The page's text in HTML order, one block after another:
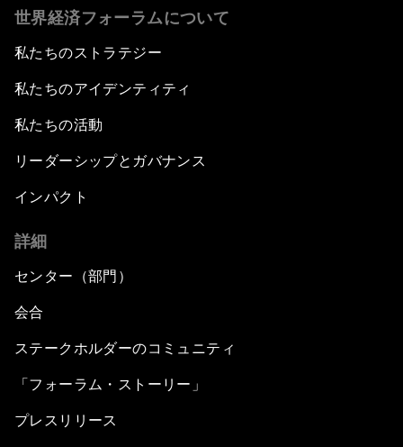
世界経済フォーラムについて
私たちのストラテジー
私たちのアイデンティティ
私たちの活動
リーダーシップとガバナンス
インパクト
詳細
センター（部門）
会合
ステークホルダーのコミュニティ
「フォーラム・ストーリー」
プレスリリース